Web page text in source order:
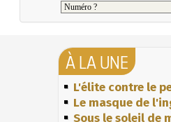
À LA UNE
L'élite contre le
Le masque de
Sous le soleil de